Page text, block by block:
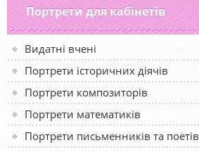
Портрети для кабінетів
Видатні вчені
Портрети історичних діячів
Портрети композиторів
Портрети математиків
Портрети письменників та поетів